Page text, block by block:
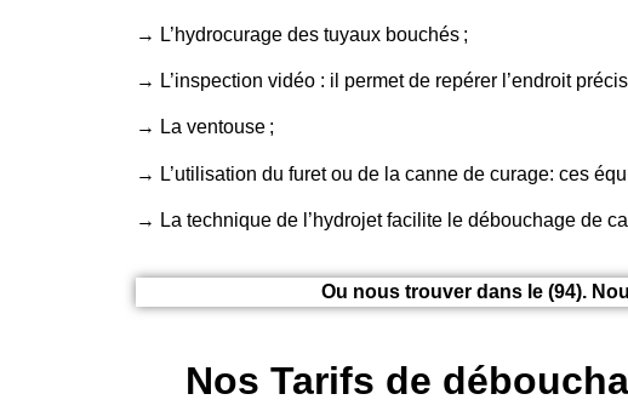
→ L’hydrocurage des tuyaux bouchés ;
→ L’inspection vidéo : il permet de repérer l’endroit
→ La ventouse ;
→ L’utilisation du furet ou de la canne de curage: ces
→ La technique de l’hydrojet facilite le débouchage de
Ou nous trouver dans le (94).
Nos Tarifs de